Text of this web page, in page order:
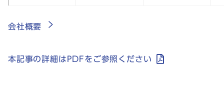
会社概要
本記事の詳細はPDFをご参照ください